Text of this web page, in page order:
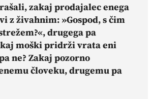
zakaj prodajalec enega
z živahnim: »Gospod, s čim
drugega pa
moški pridrži vrata eni
ne? Zakaj pozorno
človeku, drugemu pa